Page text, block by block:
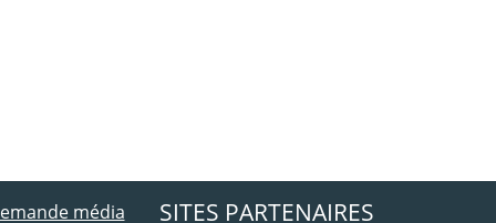
média SITES PARTENAIRES